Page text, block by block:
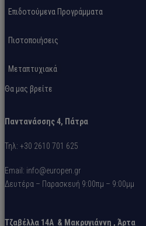
Επιδοτούμενα Προγράμματα
Πιστοποιήσεις
Μεταπτυχιακά
Θα μας βρείτε
Παντανάσσης 4, Πάτρα
Τηλ: +30 2610 701 625
Email: info@europen.gr
Δευτέρα – Παρασκευή 9:00πμ – 9:00μμ
Τζαβέλλα 14A & Μακρυγιάννη , Άρτα